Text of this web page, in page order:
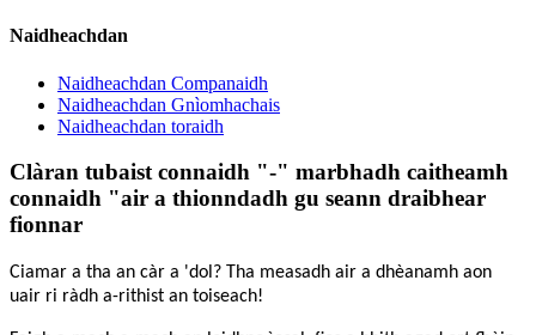
Naidheachdan
Naidheachdan Companaidh
Naidheachdan Gnìomhachais
Naidheachdan toraidh
Clàran tubaist connaidh "-" marbhadh caitheamh
connaidh "air a thionndadh gu seann draibhear
fionnar
Ciamar a tha an càr a 'dol? Tha measadh air a dhèanamh aon
uair ri ràdh a-rithist an toiseach!